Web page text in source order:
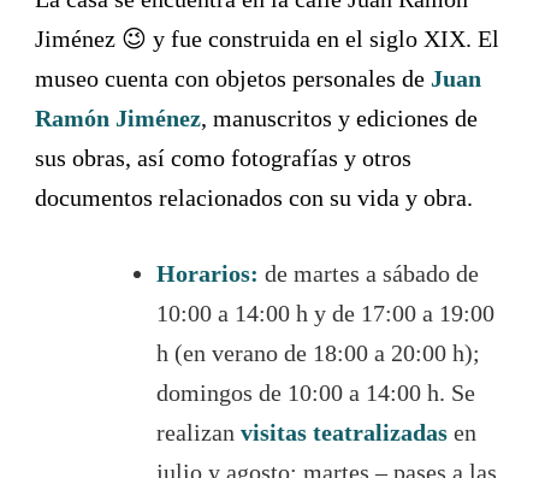
Jiménez 😉 y fue construida en el siglo XIX. El
museo cuenta con objetos personales de Juan
Ramón Jiménez, manuscritos y ediciones de
sus obras, así como fotografías y otros
documentos relacionados con su vida y obra.
Horarios: de martes a sábado de
10:00 a 14:00 h y de 17:00 a 19:00
h (en verano de 18:00 a 20:00 h);
domingos de 10:00 a 14:00 h. Se
realizanvisitas teatralizadasen
julio y agosto: martes – pases a las